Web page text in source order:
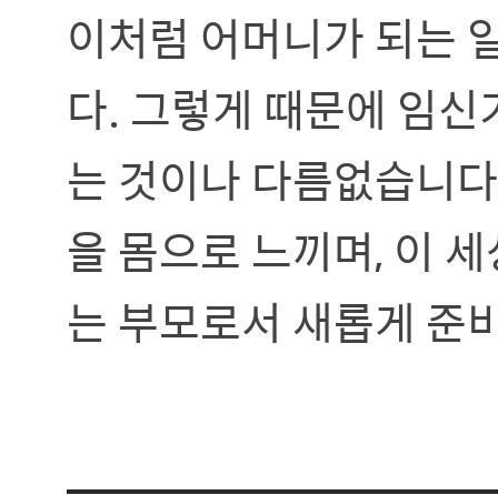
이처럼 어머니가 되는
다. 그렇게 때문에 임
는 것이나 다름없습니
을 몸으로 느끼며, 이
는 부모로서 새롭게 준